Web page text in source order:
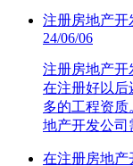
注册房地产开
24/06/06
注册房地产开
在注册好以后
多的工程资
地产开发公司
在注册房地产